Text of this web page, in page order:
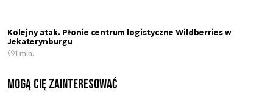
Kolejny atak. Płonie centrum logistyczne Wildberries w
Jekaterynburgu
1 min.
Mogą Cię zainteresować